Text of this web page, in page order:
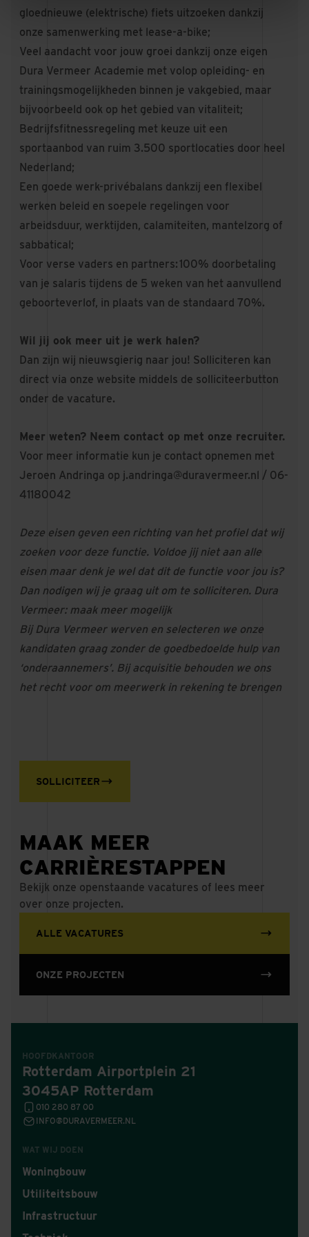
gloednieuwe (elektrische) fiets uitzoeken dankzij
onze samenwerking met lease-a-bike;
Veel aandacht voor jouw groei dankzij onze eigen
Dura Vermeer Academie met volop opleiding- en
trainingsmogelijkheden binnen je vakgebied, maar
bijvoorbeeld ook op het gebied van vitaliteit;
Bedrijfsfitnessregeling met keuze uit een
sportaanbod van ruim 3.500 sportlocaties door heel
Nederland;
Een goede werk-privébalans dankzij een flexibel
werken beleid en soepele regelingen voor
arbeidsduur, werktijden, calamiteiten, mantelzorg of
sabbatical;
Voor verse vaders en partners: 100% doorbetaling
van je salaris tijdens de 5 weken van het aanvullend
geboorteverlof, in plaats van de standaard 70%.
Wil jij ook meer uit je werk halen?
Dan zijn wij nieuwsgierig naar jou! Solliciteren kan
direct via onze website middels de solliciteerbutton
onder de vacature.
Meer weten? Neem contact op met onze recruiter.
Voor meer informatie kun je contact opnemen met
Jeroen Andringa op j.andringa@duravermeer.nl / 06-
41180042
Deze eisen geven een richting van het profiel dat wij
zoeken voor deze functie. Voldoe jij niet aan alle
eisen maar denk je wel dat dit de functie voor jou is?
Dan nodigen wij je graag uit om te solliciteren. Dura
Vermeer: maak meer mogelijk
Bij Dura Vermeer werven en selecteren we onze
kandidaten graag zonder de goedbedoelde hulp van
‘onderaannemers’. Bij acquisitie behouden we ons
het recht voor om meerwerk in rekening te brengen
SOLLICITEER
MAAK MEER
CARRIÈRESTAPPEN
Bekijk onze openstaande vacatures of lees meer
over onze projecten.
ALLE VACATURES
ONZE PROJECTEN
WAT WIJ DOEN
Woningbouw
Utiliteitsbouw
Infrastructuur
HOOFDKANTOOR
Rotterdam Airportplein 21
3045AP Rotterdam
010 280 87 00
INFO@DURAVERMEER.NL